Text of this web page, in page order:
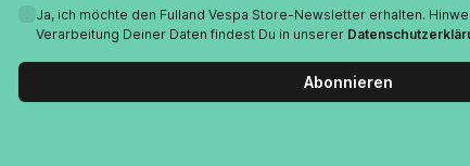
Ja, ich möchte den Fulland Vespa Store-Newsletter erhalten.
Verarbeitung Deiner Daten findest Du in unserer
Abonnieren